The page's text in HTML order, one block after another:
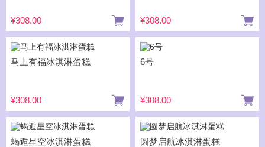
¥308.00 ¥308.00
马上有福冰淇淋蛋糕
¥308.00
6号
¥308.00
蝎逅星空冰淇淋蛋糕 圆梦启航冰淇淋蛋糕